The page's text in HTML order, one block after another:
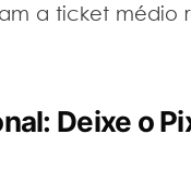
a ticket médio
Deixe o